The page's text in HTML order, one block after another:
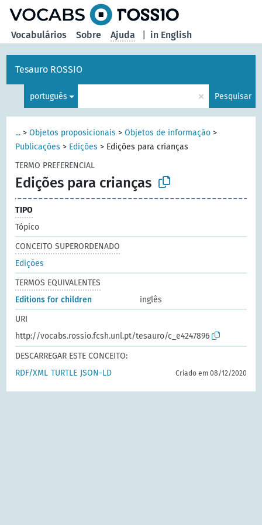
in English
Vocabulários Sobre Ajuda
Tesauro ROSSIO
português × Pesquisar
... >Objetos proposicionais >Objetos de informação >
Publicações > Edições > Edições para crianças
TERMO PREFERENCIAL
Edições para crianças
TIPO
Tópico
CONCEITO SUPERORDENADO
Edições
TERMOS EQUIVALENTES
Editions for children
inglês
URI
http://vocabs.rossio.fcsh.unl.pt/tesauro/c_e4247896
DESCARREGAR ESTE CONCEITO:
RDF/XML TURTLE JSON-LD Criado em 08/12/2020